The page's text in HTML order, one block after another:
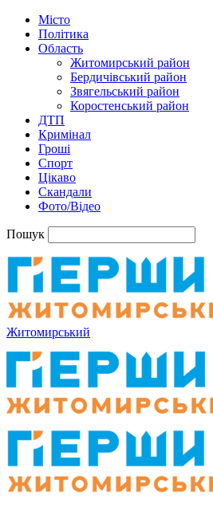
Місто
Політика
Область
Житомирський район
Бердичівський район
Звягельський район
Коростенський район
ДТП
Кримінал
Гроші
Спорт
Цікаво
Скандали
Фото/Відео
Пошук
Житомирський